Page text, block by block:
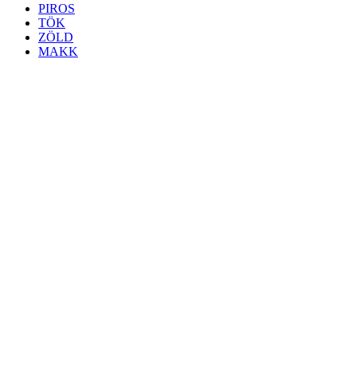
PIROS
TÖK
ZÖLD
MAKK